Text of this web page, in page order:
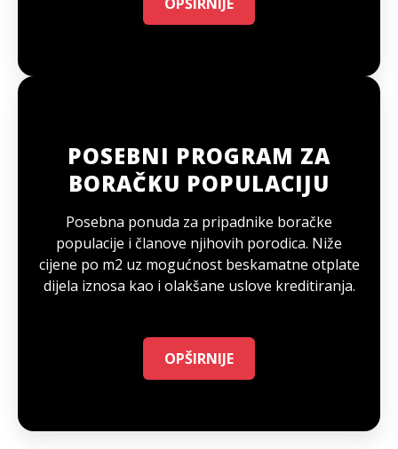
POSEBNI PROGRAM ZA
BORAČKU POPULACIJU
Posebna ponuda za pripadnike boračke
populacije i članove njihovih porodica. Niže
cijene po m2 uz mogućnost beskamatne otplate
dijela iznosa kao i olakšane uslove kreditiranja.
OPŠIRNIJE